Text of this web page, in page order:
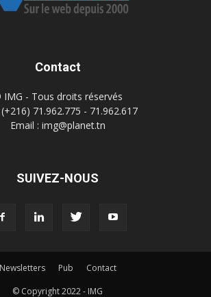
Contact
- Tous droits réservés
(+216) 71.962.775 - 71.962.617
Email : img@planet.tn
SUIVEZ-NOUS
Newsletters Pub
Contact
© Copyright 2022 - IMG